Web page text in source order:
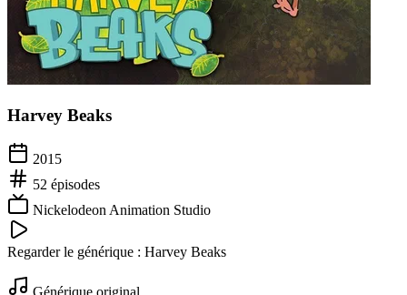
Harvey Beaks
2015
52 épisodes
Nickelodeon Animation Studio
Regarder le générique : Harvey Beaks